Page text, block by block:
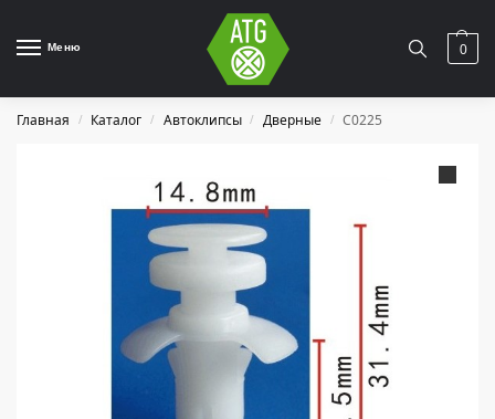
Меню 0
Главная / Каталог / Автоклипсы / Дверные / C0225